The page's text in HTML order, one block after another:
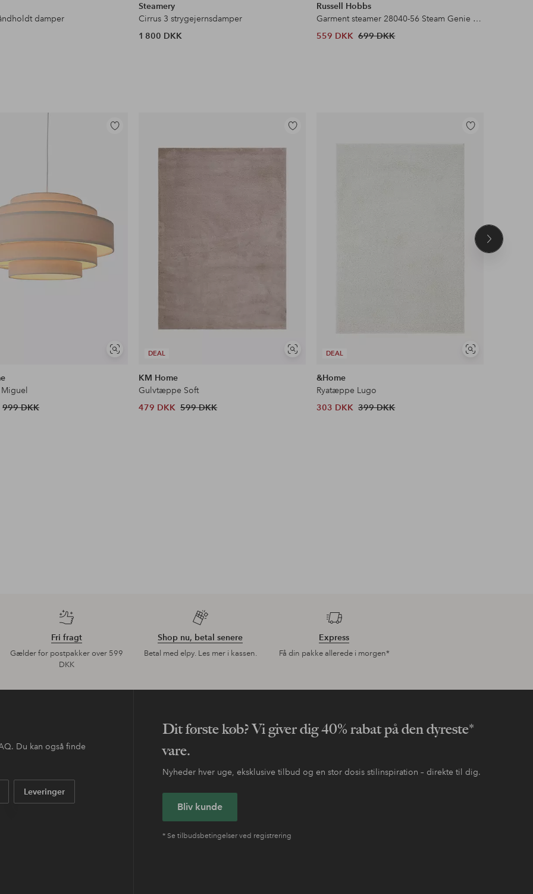
damper
Steamery
Cirrus 3 strygejernsdamper
1 800 DKK
Russell Hobbs
Garment steamer 28040-56 Steam Genie Aroma
559 DKK 699 DKK
Se
Tilføj
999 DKK
DEAL
Se
Tilføj
KM Home
Gulvtæppe Soft
479 DKK 599 DKK
DEAL
Se
Tilføj
til
&Home
Ryatæppe Lugo
303 DKK 399 DKK
Næste
Fri fragt
Gælder for postpakker over 599
DKK
Shop nu, betal senere
Betal med elpy. Les mer i kassen.
Express
Få din pakke allerede i morgen*
Du kan også finde
Leveringer
Dit første køb? Vi giver dig 40% rabat på den dyreste*
vare.
Nyheder hver uge, eksklusive tilbud og en stor dosis stilinspiration – direkte til dig.
Bliv kunde
* Se tilbudsbetingelser ved registrering